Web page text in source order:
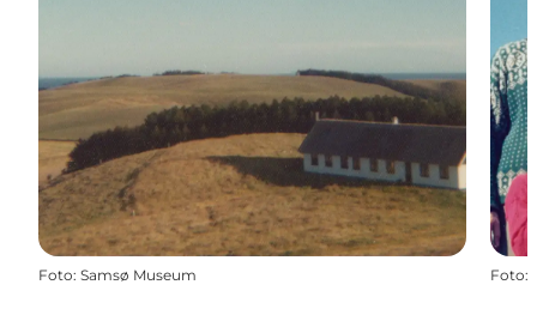
Foto: Samsø Museum Foto: